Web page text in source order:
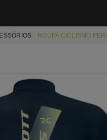
ROUPA CICLISMO